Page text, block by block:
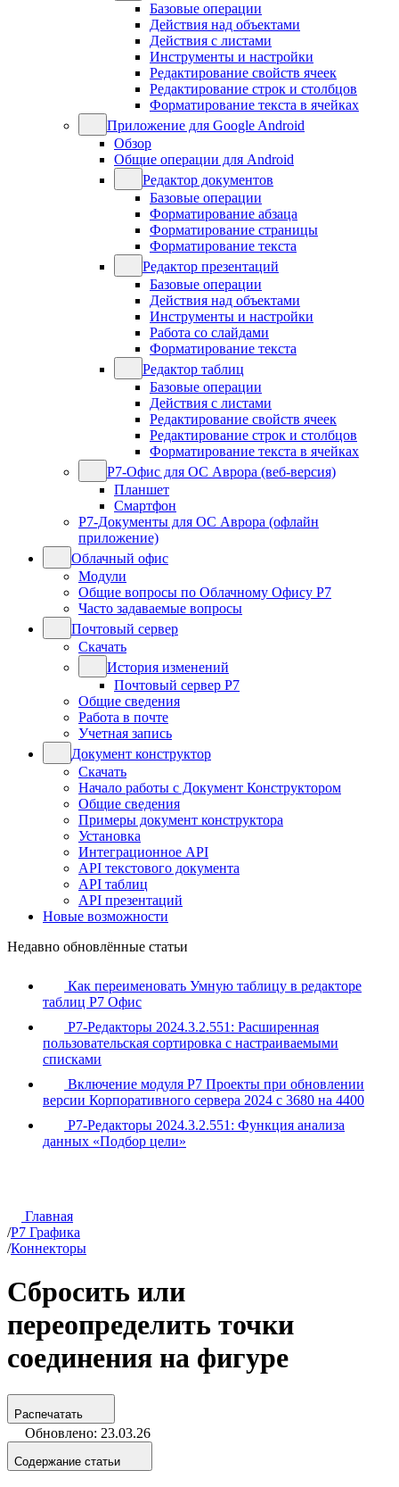
Базовые операции
Действия над объектами
Действия с листами
Инструменты и настройки
Редактирование свойств ячеек
Редактирование строк и столбцов
Форматирование текста в ячейках
Приложение для Google Android
Обзор
Общие операции для Android
Редактор документов
Базовые операции
Форматирование абзаца
Форматирование страницы
Форматирование текста
Редактор презентаций
Базовые операции
Действия над объектами
Инструменты и настройки
Работа со слайдами
Форматирование текста
Редактор таблиц
Базовые операции
Действия с листами
Редактирование свойств ячеек
Редактирование строк и столбцов
Форматирование текста в ячейках
Р7-Офис для ОС Аврора (веб-версия)
Планшет
Смартфон
Р7-Документы для ОС Аврора (офлайн
приложение)
Облачный офис
Модули
Общие вопросы по Облачному Офису Р7
Часто задаваемые вопросы
Почтовый сервер
Скачать
История изменений
Почтовый сервер Р7
Общие сведения
Работа в почте
Учетная запись
Документ конструктор
Скачать
Начало работы с Документ Конструктором
Общие сведения
Примеры документ конструктора
Установка
Интеграционное API
API текстового документа
API таблиц
API презентаций
Новые возможности
Недавно обновлённые статьи
Как переименовать Умную таблицу в редакторе
таблиц Р7 Офис
Р7-Редакторы 2024.3.2.551: Расширенная
пользовательская сортировка с настраиваемыми
списками
Включение модуля Р7 Проекты при обновлении
версии Корпоративного сервера 2024 с 3680 на 4400
Р7-Редакторы 2024.3.2.551: Функция анализа
данных «Подбор цели»
Главная
/Р7 Графика
/Коннекторы
Сбросить или
переопределить точки
соединения на фигуре
Распечатать
Обновлено: 23.03.26
Содержание статьи